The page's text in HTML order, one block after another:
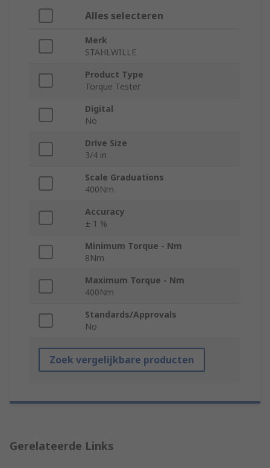
Alles selecteren
Merk
STAHLWILLE
Product Type
Torque Tester
Digital
No
Drive Size
3/4 in
Scale Graduations
400Nm
Accuracy
± 1 %
Minimum Torque - Nm
8Nm
Maximum Torque - Nm
400Nm
Standards/Approvals
No
Zoek vergelijkbare producten
Gerelateerde Links